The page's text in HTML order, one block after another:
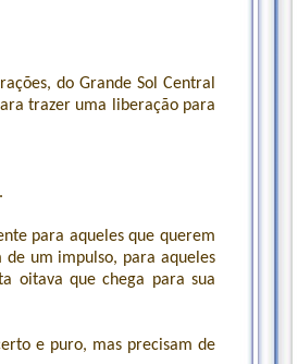
do Grande Sol Central
trazer uma liberação para
para aqueles que querem
de um impulso, para aqueles
oitava que chega para sua
e puro, mas precisam de